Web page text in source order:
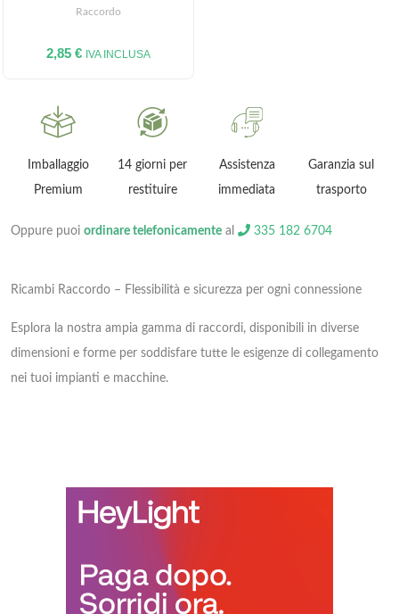
Raccordo
2,85 € IVA INCLUSA
Imballaggio
Premium
14 giorni per
restituire
Assistenza
immediata
Garanzia sul
trasporto
Oppure puoi ordinare telefonicamente al 335 182 6704
Ricambi Raccordo – Flessibilità e sicurezza per ogni connessione
Esplora la nostra ampia gamma di raccordi, disponibili in diverse
dimensioni e forme per soddisfare tutte le esigenze di collegamento
nei tuoi impianti e macchine.